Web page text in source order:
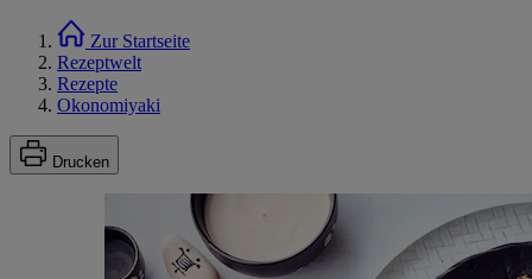
Zur Startseite
Rezeptwelt
Rezepte
Okonomiyaki
Drucken